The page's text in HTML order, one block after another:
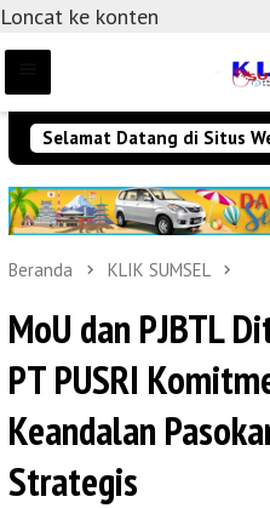
Loncat ke konten
Selamat Datang di Situs
Beranda KLIK SUMSEL
MoU dan PJBTL
PT PUSRI
Keandalan
Strategis